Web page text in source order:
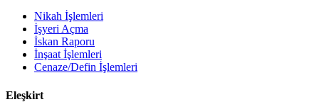
Nikah İşlemleri
İşyeri Açma
İskan Raporu
İnşaat İşlemleri
Cenaze/Defin İşlemleri
Eleşkirt